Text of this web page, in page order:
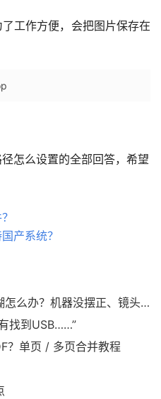
工作方便，会把图片保存在
怎么设置的全部回答，希望
产系统？
高拍仪扫描一半清晰一半糊怎么办？机器没摆正、镜头歪了怎么调？
找到USB……”
？单页 / 多页合并教程